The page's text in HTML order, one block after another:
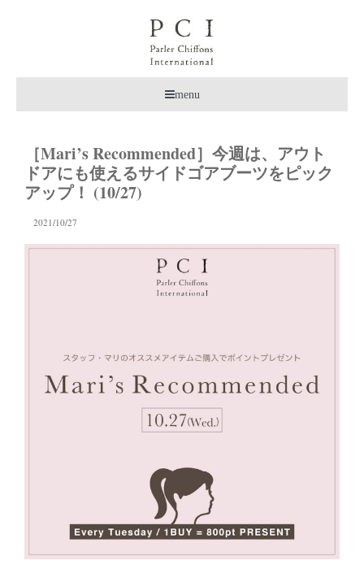
menu
［Mari’s Recommended］今週は、アウト
ドアにも使えるサイドゴアブーツをピック
アップ！ (10/27)
2021/10/27